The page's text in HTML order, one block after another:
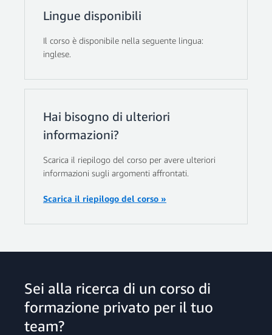
Lingue disponibili
Il corso è disponibile nella seguente lingua:
inglese.
Hai bisogno di ulteriori
informazioni?
Scarica il riepilogo del corso per avere ulteriori
informazioni sugli argomenti affrontati.
Scarica il riepilogo del corso »
Sei alla ricerca di un corso di
formazione privato per il tuo
team?